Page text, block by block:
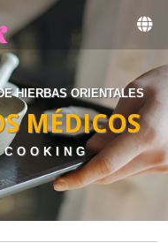
HIERBAS ORIENTALES
MÉDICOS